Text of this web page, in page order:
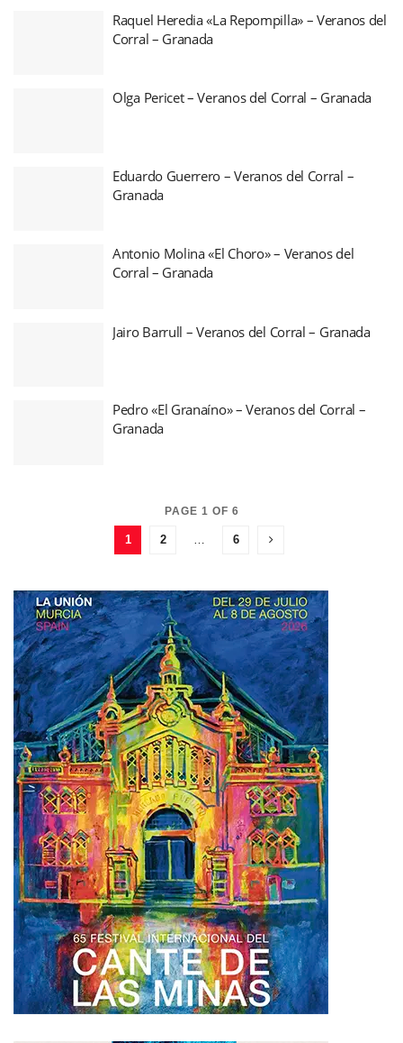
Raquel Heredia «La Repompilla» – Veranos del
Corral – Granada
Olga Pericet – Veranos del Corral – Granada
Eduardo Guerrero – Veranos del Corral –
Granada
Antonio Molina «El Choro» – Veranos del
Corral – Granada
Jairo Barrull – Veranos del Corral – Granada
Pedro «El Granaíno» – Veranos del Corral –
Granada
PAGE 1 OF 6
1 2 6